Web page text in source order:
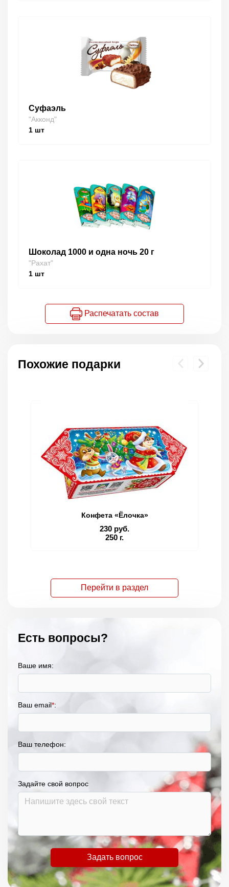
Суфаэль
"Акконд"
1 шт
Шоколад 1000 и одна ночь 20 г
"Рахат"
1 шт
Распечатать состав
Похожие подарки
Конфета «Ёлочка»
230 руб.
250 г.
Перейти в раздел
Есть вопросы?
Ваше имя:
Ваш email*:
Ваш телефон:
Задайте свой вопрос
Задать вопрос